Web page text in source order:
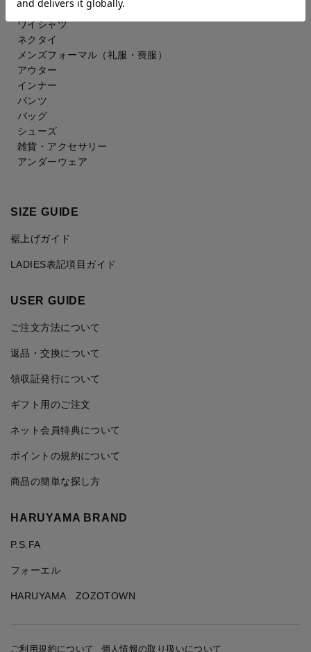
アイシャツ
ワイシャツ
ネクタイ
メンズフォーマル （礼服・喪服）
アウター
インナー
パンツ
バッグ
シューズ
雑貨・アクセサリー
アンダーウェア
SIZE GUIDE
裾上げガイド
LADIES表記項目ガイド
USER GUIDE
ご注文方法について
返品・交換について
領収証発行について
ギフト用のご注文
ネット会員特典について
ポイントの規約について
商品の簡単な探し方
HARUYAMA BRAND
P.S.FA
フォーエル
HARUYAMA ZOZOTOWN
ご利用規約について 個人情報の取り扱いについて